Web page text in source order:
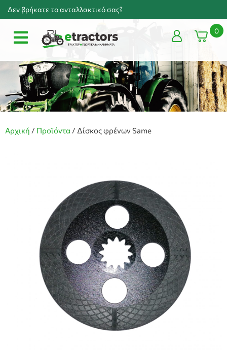
Δεν βρήκατε το ανταλλακτικό σας?
0
Αρχική / Προϊόντα / Δίσκος φρένων Same